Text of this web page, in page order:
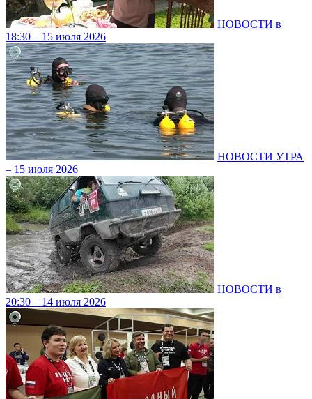
НОВОСТИ в
18:30 – 15 июля 2026
НОВОСТИ УТРА
– 15 июля 2026
НОВОСТИ в
20:30 – 14 июля 2026